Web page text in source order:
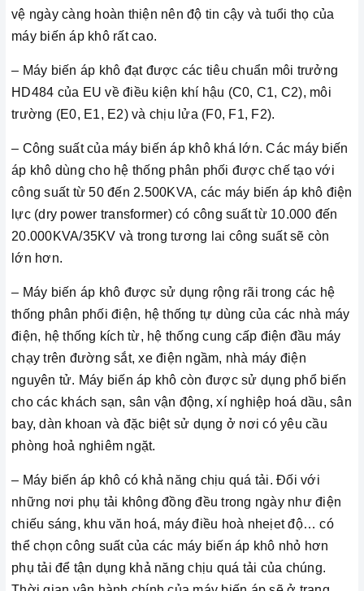
vệ ngày càng hoàn thiện nên độ tin cậy và tuổi thọ của
máy biến áp khô rất cao.
– Máy biến áp khô đạt được các tiêu chuẩn môi trưởng
HD484 của EU về điều kiện khí hậu (C0, C1, C2), môi
trường (E0, E1, E2) và chịu lửa (F0, F1, F2).
– Công suất của máy biến áp khô khá lớn. Các máy biến
áp khô dùng cho hệ thống phân phối được chế tạo với
công suất từ 50 đến 2.500KVA, các máy biến áp khô điện
lực (dry power transformer) có công suất từ 10.000 đến
20.000KVA/35KV và trong tương lai công suất sẽ còn
lớn hơn.
– Máy biến áp khô được sử dụng rộng rãi trong các hệ
thống phân phối điện, hệ thống tự dùng của các nhà máy
điện, hệ thống kích từ, hệ thống cung cấp điện đầu máy
chạy trên đường sắt, xe điện ngầm, nhà máy điện
nguyên tử. Máy biến áp khô còn được sử dụng phổ biến
cho các khách sạn, sân vận động, xí nghiệp hoá dầu, sân
bay, dàn khoan và đặc biệt sử dụng ở nơi có yêu cầu
phòng hoả nghiêm ngặt.
– Máy biến áp khô có khả năng chịu quá tải. Đối với
những nơi phụ tải không đồng đều trong ngày như điện
chiếu sáng, khu văn hoá, máy điều hoà nheịet độ… có
thể chọn công suất của các máy biến áp khô nhỏ hơn
phụ tải để tận dụng khả năng chịu quá tải của chúng.